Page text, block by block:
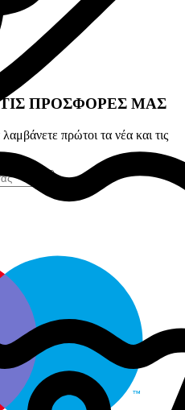
ΠΡΟΣΦΟΡΕΣ ΜΑΣ
πρώτοι τα νέα και τις